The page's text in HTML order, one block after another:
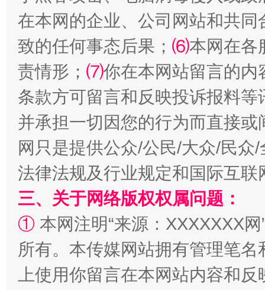
全民健身五年计划来了！等你上场
阿坝州三大球赛在茂县开幕 规模
在本网的企业、公司网站和共
致的任何事态后果； ⑹本网在各
责情形； ⑺你在本网站留言的内
条款方可留言和反映投诉报料
并承担一切因您的行为而直接
网只是提供公众/公民/大众/民
法律法规及行业规定和国际互
三、关于网络版权权属问题：
① 本网注明“来源：XXXXXXX
所有。本传媒网站拥有管理笔
上使用你留言在本网站内容和